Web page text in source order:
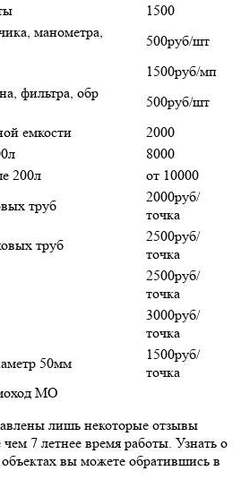
1500
манометра,
500руб/шт
1500руб/мп
фильтра, обр
500руб/шт
емкости
2000
8000
200л
от 10000
труб
2000руб/
точка
труб
2500руб/
точка
2500руб/
точка
3000руб/
точка
50мм
1500руб/
точка
МО
лишь некоторые отзывы
7 летнее время работы. Узнать о
вы можете обратившись в